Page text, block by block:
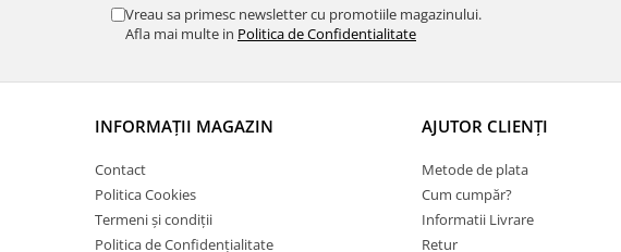
Vreau sa primesc newsletter cu promotiile magazinului.
Afla mai multe in Politica de Confidentialitate
INFORMAȚII MAGAZIN
Contact
Politica Cookies
Termeni și condiții
Politica de Confidențialitate
AJUTOR CLIENȚI
Metode de plata
Cum cumpăr?
Informatii Livrare
Retur